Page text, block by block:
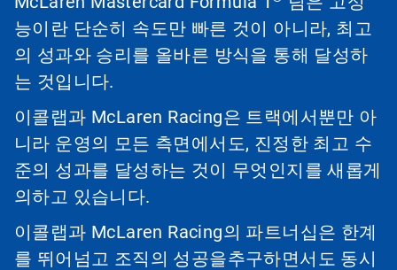
능이란 단순히 속도만 빠른 것이 아니라, 최고
의 성과와 승리를 올바른 방식을 통해 달성하
는 것입니다.
이콜랩과 McLaren Racing은 트랙에서뿐만 아
니라 운영의 모든 측면에서도, 진정한 최고 수
준의 성과를 달성하는 것이 무엇인지를 새롭게
의하고 있습니다.
이콜랩과 McLaren Racing의 파트너십은 한계
를 뛰어넘고 조직의 성공을추구하면서도 동시